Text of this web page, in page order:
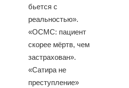
бьется с
реальностью».
«ОСМС: пациент
скорее мёртв, чем
застрахован».
«Сатира не
преступление»